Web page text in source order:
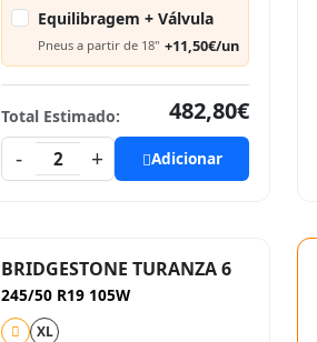
Equilibragem + Válvula
Pneus a partir de 18" +11,50€/un
Total Estimado:
482,80€
-
2 + Adicionar
BRIDGESTONE TURANZA 6
245/50 R19 105W
XL